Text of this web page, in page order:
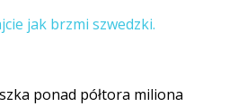
jak brzmi szwedzki.
ponad półtora miliona